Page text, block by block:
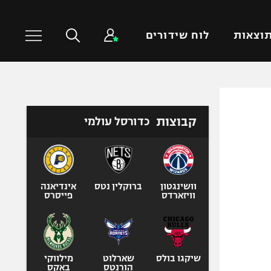
תוצאות לוח שידורים
טניס
כדורעף
אגרוף
ספורט אולימפי
קבוצות כדורסל עולמי
וושינגטון
וויזארדס
ברוקלין נטס
אינדיאנה
פייסרס
שיקגו בולס
שארלוט
הורנטס
מילווקי
באקס